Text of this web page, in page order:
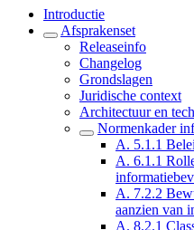
Introductie
Afsprakenset
Releaseinfo
Changelog
Grondslagen
Juridische context
Architectuur en
Normenkader
A. 5.1.1
A. 6.1.1
A. 7.2.2
aanzien van
A. 8.2.1